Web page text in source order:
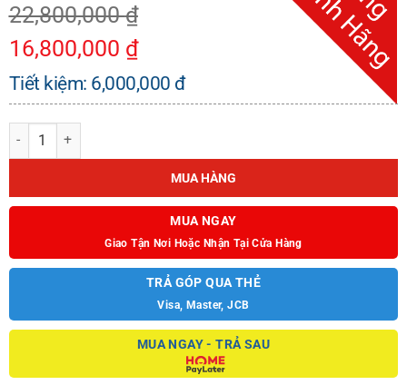
22,800,000₫
16,800,000 ₫
Tiết kiệm: 6,000,000 đ
BẾP ĐIỆN TỪ KAFF KF-IH68N số lượng
MUA HÀNG
MUA NGAY
Giao Tận Nơi Hoặc Nhận Tại Cửa Hàng
TRẢ GÓP QUA THẺ
Visa, Master, JCB
MUA NGAY - TRẢ SAU